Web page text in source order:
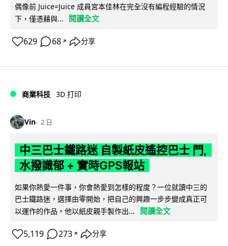
偶像前 Juice=Juice 成員宮本佳林在完全沒有編程經驗的情況
下，僅憑藉與...
閱讀全文
629 68 ↗ 分享
商業科技 3D 打印
Vin 2 日
中三巴士鐵路迷 自製紙皮遙控巴士 門,
水撥識郁 + 實時GPS報站
如果你熱愛一件事，你會熱愛到怎樣的程度？一位就讀中三的
巴士鐵路迷，選擇由零開始，把自己的興趣一步步變成真正可
以運作的作品。他以紙皮親手製作出...
閱讀全文
5,119 273 ↗ 分享